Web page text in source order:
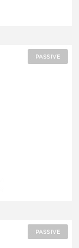
PASSIVE
PASSIVE